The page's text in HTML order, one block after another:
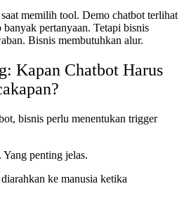
memilih tool. Demo chatbot terlihat
pertanyaan. Tetapi bisnis
Bisnis membutuhkan alur.
Kapan Chatbot Harus
bisnis perlu menentukan trigger
penting jelas.
ke manusia ketika